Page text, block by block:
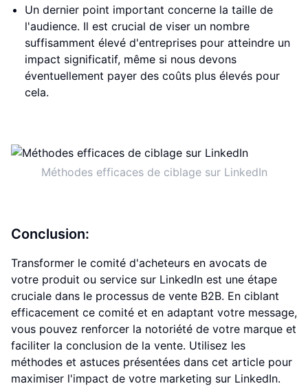
Un dernier point important concerne la taille de
l'audience. Il est crucial de viser un nombre
suffisamment élevé d'entreprises pour atteindre un
impact significatif, même si nous devons
éventuellement payer des coûts plus élevés pour
cela.
Méthodes efficaces de ciblage sur LinkedIn
Conclusion:
Transformer le comité d'acheteurs en avocats de
votre produit ou service sur LinkedIn est une étape
cruciale dans le processus de vente B2B. En ciblant
efficacement ce comité et en adaptant votre message,
vous pouvez renforcer la notoriété de votre marque et
faciliter la conclusion de la vente. Utilisez les
méthodes et astuces présentées dans cet article pour
maximiser l'impact de votre marketing sur LinkedIn.